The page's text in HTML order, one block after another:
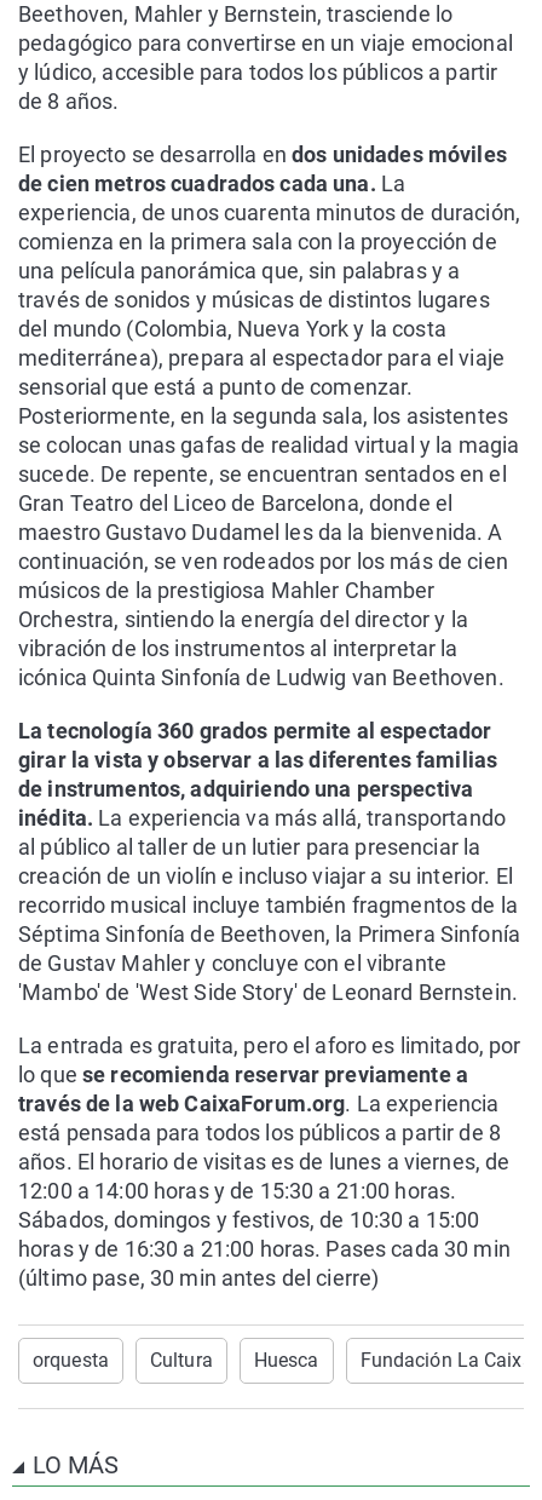
Beethoven, Mahler y Bernstein, trasciende lo
pedagógico para convertirse en un viaje emocional
y lúdico, accesible para todos los públicos a partir
de 8 años.
El proyecto se desarrolla endos unidades móviles
de cien metros cuadrados cada una. La
experiencia, de unos cuarenta minutos de duración,
comienza en la primera sala con la proyección de
una película panorámica que, sin palabras y a
través de sonidos y músicas de distintos lugares
del mundo (Colombia, Nueva York y la costa
mediterránea), prepara al espectador para el viaje
sensorial que está a punto de comenzar.
Posteriormente, en la segunda sala, los asistentes
se colocan unas gafas de realidad virtual y la magia
sucede. De repente, se encuentran sentados en el
Gran Teatro del Liceo de Barcelona, donde el
maestro Gustavo Dudamel les da la bienvenida. A
continuación, se ven rodeados por los más de cien
músicos de la prestigiosa Mahler Chamber
Orchestra, sintiendo la energía del director y la
vibración de los instrumentos al interpretar la
icónica Quinta Sinfonía de Ludwig van Beethoven.
La tecnología 360 grados permite al espectador
girar la vista y observar a las diferentes familias
de instrumentos, adquiriendo una perspectiva
inédita. La experiencia va más allá, transportando
al público al taller de un lutier para presenciar la
creación de un violín e incluso viajar a su interior. El
recorrido musical incluye también fragmentos de la
Séptima Sinfonía de Beethoven, la Primera Sinfonía
de Gustav Mahler y concluye con el vibrante
'Mambo' de 'West Side Story' de Leonard Bernstein.
La entrada es gratuita, pero el aforo es limitado, por
lo que se recomienda reservar previamente a
través de la web CaixaForum.org. La experiencia
está pensada para todos los públicos a partir de 8
años. El horario de visitas es de lunes a viernes, de
12:00 a 14:00 horas y de 15:30 a 21:00 horas.
Sábados, domingos y festivos, de 10:30 a 15:00
horas y de 16:30 a 21:00 horas. Pases cada 30 min
(último pase, 30 min antes del cierre)
orquesta Cultura Huesca Fundación La Caixa
LO MÁS